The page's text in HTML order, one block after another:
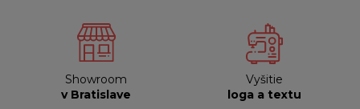
Showroom
v Bratislave
Vyšitie
loga a textu